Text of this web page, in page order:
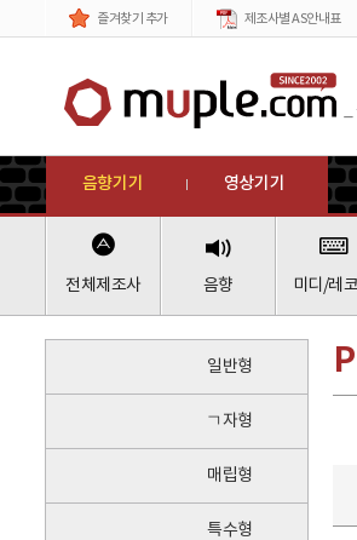
메뉴
음향기기
전체제조사 음향 미디/레
영상기기
즐겨찾기 추가 제조사별 AS안내표
일반형
ㄱ자형
매립형
특수형